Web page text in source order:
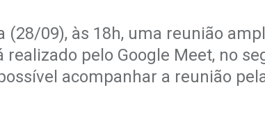
09), às 18h, uma reunião
pelo Google Meet, no
acompanhar a reunião